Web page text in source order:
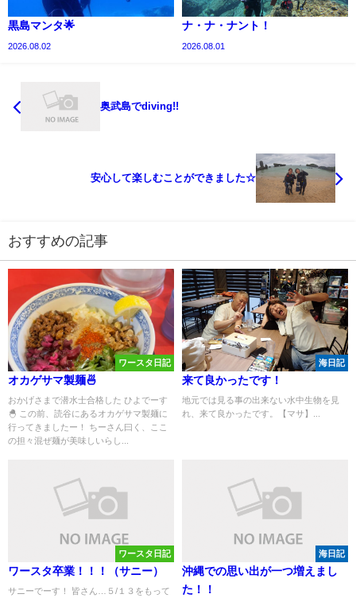
黒島マンタ🌟
2026.08.02
ナ・ナ・ナント！
2026.08.01
奥武島でdiving!!
安心して楽しむことができました☆
おすすめの記事
ワースタ日記
オカゲサマ製麺🍜
おかげさまで潜水士合格した ひよでーす
🐣 この前、読谷にあるオカゲサマ製麺に
行ってきましたー！ ちーさん曰く、ここ
の担々混ぜ麺が美味しいらし...
海日記
来て良かったです！
地元では見る事の出来ない水中生物を見
れ、来て良かったです。【マサ】...
ワースタ日記
ワースタ卒業！！！（サニー）
サニーでーす！ 皆さん…５/１３をもって
海日記
沖縄での思い出が一つ増えまし
た！！